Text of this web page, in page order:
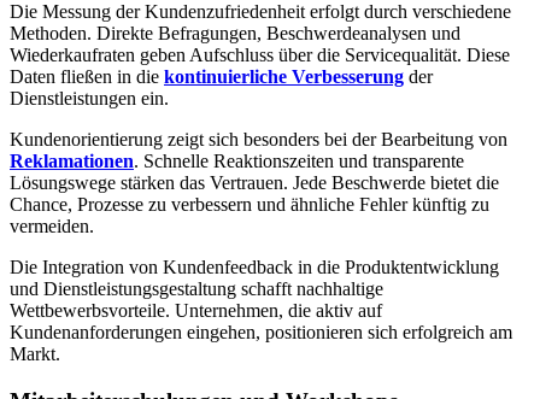
Die Messung der Kundenzufriedenheit erfolgt durch verschiedene
Methoden. Direkte Befragungen, Beschwerdeanalysen und
Wiederkaufraten geben Aufschluss über die Servicequalität. Diese
Daten fließen in die kontinuierliche Verbesserung der
Dienstleistungen ein.
Kundenorientierung zeigt sich besonders bei der Bearbeitung von
Reklamationen. Schnelle Reaktionszeiten und transparente
Lösungswege stärken das Vertrauen. Jede Beschwerde bietet die
Chance, Prozesse zu verbessern und ähnliche Fehler künftig zu
vermeiden.
Die Integration von Kundenfeedback in die Produktentwicklung
und Dienstleistungsgestaltung schafft nachhaltige
Wettbewerbsvorteile. Unternehmen, die aktiv auf
Kundenanforderungen eingehen, positionieren sich erfolgreich am
Markt.